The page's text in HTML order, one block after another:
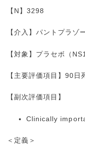
【N】3298
【介入】パントプラ
【対象】プラセボ（
【主要評価項目】90日
【副次評価項目】
Clinically
＜定義＞